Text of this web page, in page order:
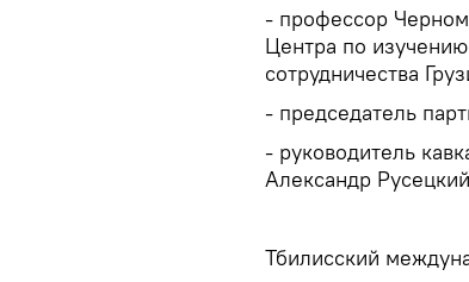
- профессор
Центра по
сотрудничества
- председатель
- руководитель
Александр
Тбилисский